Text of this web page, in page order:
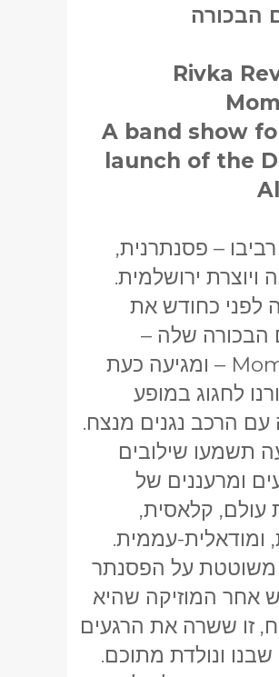
הבכורה
Rivka
A band show
launch of the
– פסנתרנית,
ויוצרת ירושלמית.
לפני כחודש את
הבכורה שלה –
Moments – ומגיעה כעת
לחגוג במופע
הרכב נגנים מנצח.
תשמעו שילובים
ומרעננים של
עולם, קלאסית,
ומודאלית-עממית.
על הפסנתר
אחר המוזיקה שהיא
זו ששרה את הרגעים
שבנו ונולדת מתוכם.